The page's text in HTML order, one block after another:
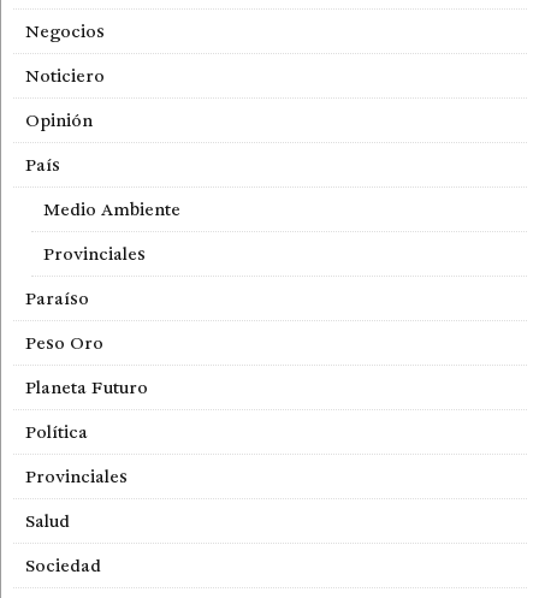
Negocios
Noticiero
Opinión
País
Medio Ambiente
Provinciales
Paraíso
Peso Oro
Planeta Futuro
Política
Provinciales
Salud
Sociedad